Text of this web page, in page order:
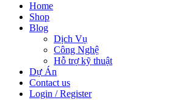
Home
Shop
Blog
Dịch Vụ
Công Nghệ
Hỗ trợ kỹ thuật
Dự Án
Contact us
Login / Register